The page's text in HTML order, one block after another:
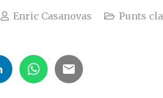
Enric Casanovas Punts